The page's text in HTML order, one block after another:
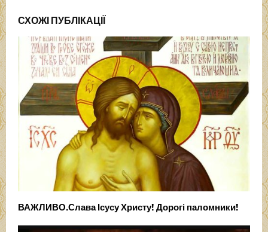
СХОЖІ ПУБЛІКАЦІЇ
ВАЖЛИВО.Слава Ісусу Христу! Дорогі паломники!